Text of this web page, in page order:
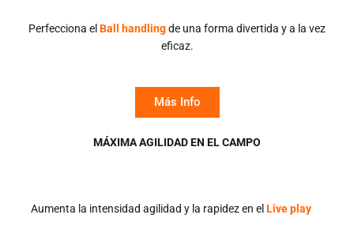
Perfecciona elBall handlingde una forma divertida y a la vez
eficaz.
Más Info
MÁXIMA AGILIDAD EN EL CAMPO
Aumenta la intensidad agilidad y la rapidez en el Live play